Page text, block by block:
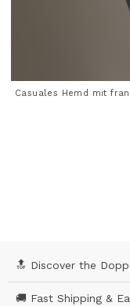
Casuales Hemd mit
🔝 Discover the
🚚 Fast Shipping &